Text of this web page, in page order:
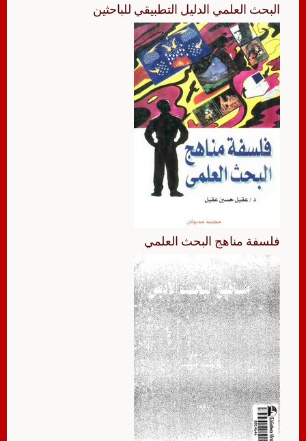
البحث العلمي الدليل التطبيقي للباحثين
فلسفة مناهج البحث العلمي